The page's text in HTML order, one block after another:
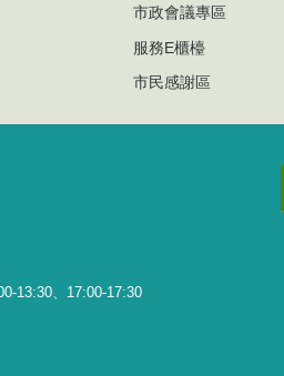
市政會議專區
服務E櫃檯
市民感謝區
13:30、17:00-17:30